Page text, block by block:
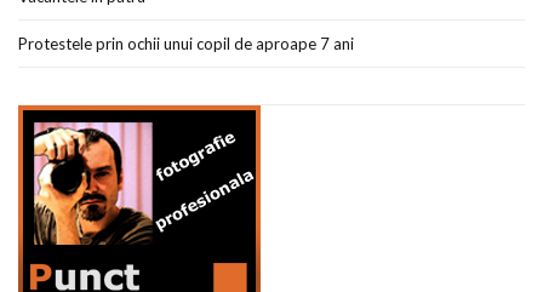
Protestele prin ochii unui copil de aproape 7 ani